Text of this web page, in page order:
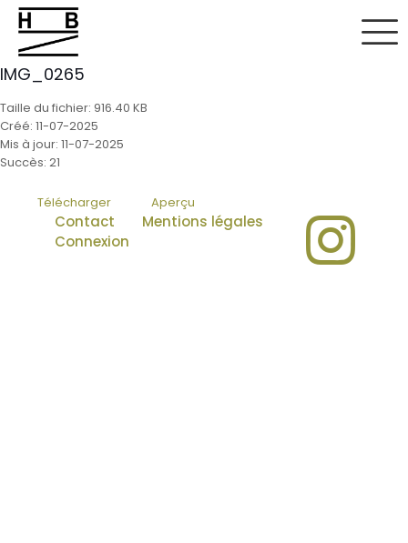
IMG_0265
Taille du fichier: 916.40 KB
Créé: 11-07-2025
Mis à jour: 11-07-2025
Succès: 21
Télécharger Aperçu
Contact
Mentions légales
Connexion